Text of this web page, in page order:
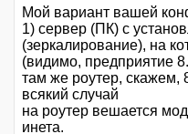
Мой вариант вашей
1) сервер (ПК) с
(зеркалирование), на
(видимо, предприятие
там же роутер, скажем,
всякий случай
на роутер вешается
инета.